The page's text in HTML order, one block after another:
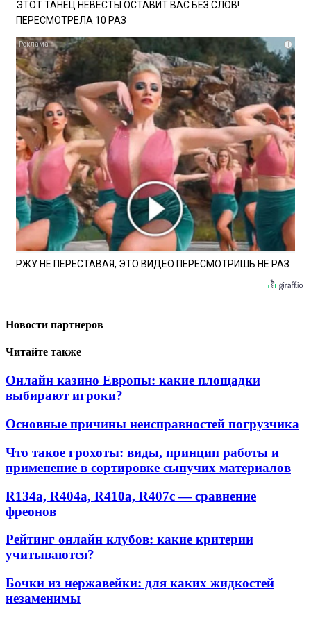
ЭТОТ ТАНЕЦ НЕВЕСТЫ ОСТАВИТ ВАС БЕЗ СЛОВ!
ПЕРЕСМОТРЕЛА 10 РАЗ
i
РЖУ НЕ ПЕРЕСТАВАЯ, ЭТО ВИДЕО ПЕРЕСМОТРИШЬ НЕ РАЗ
Новости партнеров
Читайте также
Онлайн казино Европы: какие площадки
выбирают игроки?
Основные причины неисправностей погрузчика
Что такое грохоты: виды, принцип работы и
применение в сортировке сыпучих материалов
R134a, R404a, R410a, R407c — сравнение
фреонов
Рейтинг онлайн клубов: какие критерии
учитываются?
Бочки из нержавейки: для каких жидкостей
незаменимы